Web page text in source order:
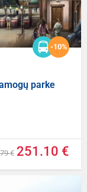
-10%
parke
€ 251.10 €